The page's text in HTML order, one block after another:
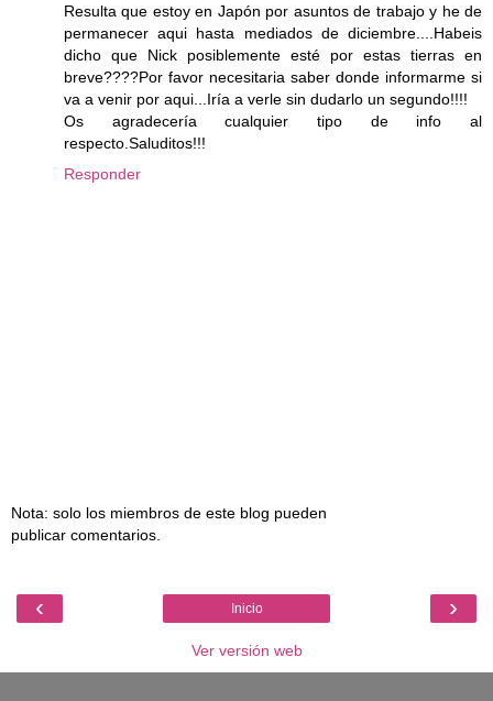
Resulta que estoy en Japón por asuntos de trabajo y he de
permanecer aqui hasta mediados de diciembre....Habeis
dicho que Nick posiblemente esté por estas tierras en
breve????Por favor necesitaria saber donde informarme si
va a venir por aqui...Iría a verle sin dudarlo un segundo!!!!
Os agradecería cualquier tipo de info al
respecto.Saluditos!!!
Responder
Nota: solo los miembros de este blog pueden
publicar comentarios.
‹ ›
Inicio
Ver versión web